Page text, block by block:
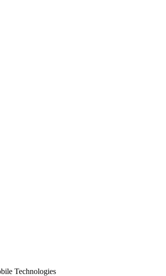
Technologies